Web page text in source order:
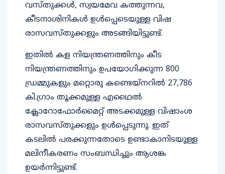
വസ്തുക്കള്‍, സ്വയമേവ കത്തുന്നവ,
കീടനാശിനികള്‍ ഉള്‍പ്പെടെയുള്ള വിഷ
രാസവസ്തുക്കളും അടങ്ങിയിട്ടുണ്ട്.
ഇതില്‍ കള നിയന്ത്രണത്തിനും കീട
നിയന്ത്രണത്തിനും ഉപയോഗിക്കുന്ന 800
ഡ്രമ്മുകളും മറ്റൊരു കണ്ടെയ്നറില്‍ 27,786
കി.ഗ്രാം തൂക്കമുള്ള എഥൈല്‍
ക്ലോറോഫോര്‍മൈറ്റ് അടക്കമുള്ള വിഷാംശ
രാസവസ്തുക്കളും ഉള്‍പ്പെടുന്നു. ഇത്
കടലില്‍ പരക്കുന്നതോടെ ഉണ്ടാകാനിടയുള്ള
മലിനീകരണം സംബന്ധിച്ചും ആശങ്ക
ഉയര്‍ന്നിട്ടുണ്ട്.